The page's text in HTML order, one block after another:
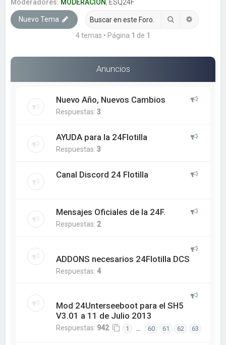
Moderadores: MODERACION, ESQ24F
Nuevo Tema Buscar
4 temas • Página 1 de 1
Anuncios
Nuevo Año, Nuevos Cambios
Respuestas:3
AYUDA para la 24Flotilla
Respuestas:3
Canal Discord 24 Flotilla
Mensajes Oficiales de la 24F.
Respuestas: 2
ADDONS necesarios 24Flotilla DCS
Respuestas:4
Mod 24Unterseeboot para el SH5
V3.01 a 11 de Julio 2013
Respuestas: 942 1 … 60 61 62 63